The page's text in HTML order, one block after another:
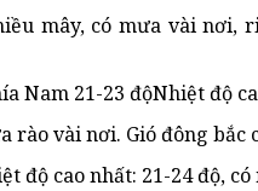
mây, có mưa vài nơi,
Nam 21-23 độNhiệt độ
rào vài nơi. Gió đông bắc
độ cao nhất: 21-24 độ,